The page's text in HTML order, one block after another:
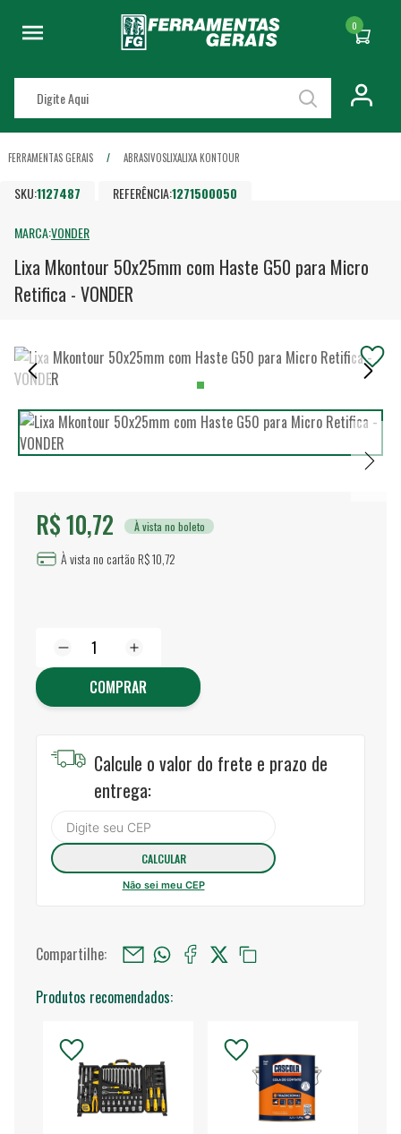
0
FERRAMENTAS GERAIS ABRASIVOSLIXALIXA KONTOUR
SKU:1127487 REFERÊNCIA:1271500050
MARCA:VONDER
Lixa Mkontour 50x25mm com Haste G50 para Micro
Retifica - VONDER
R$ 10,72 À vista no boleto
À vista no cartão R$ 10,72
COMPRAR
Calcule o valor do frete e prazo de
entrega:
Não sei meu CEP
Compartilhe:
Produtos recomendados: